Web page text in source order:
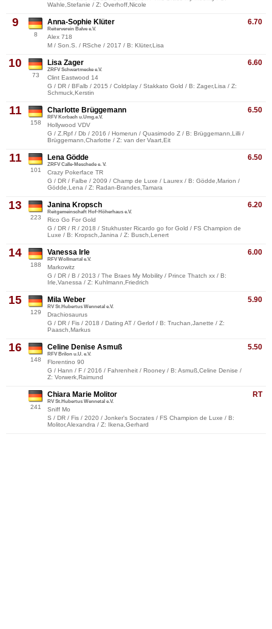
Wahle,Stefanie / Z: Overhoff,Nicole
9
8
6.70
Anna-Sophie Klüter
Reiterverein Balve e.V.
Alex 718
M / Son.S. / RSche / 2017 / B: Klüter,Lisa
10
73
6.60
Lisa Zager
ZRFV Schwartmecke e.V.
Clint Eastwood 14
G / DR / BFalb / 2015 / Coldplay / Stakkato Gold / B: Zager,Lisa / Z:
Schmuck,Kerstin
11
158
6.50
Charlotte Brüggemann
RFV Korbach u.Umg.e.V.
Hollywood VDV
G / Z.Rpf / Db / 2016 / Homerun / Quasimodo Z / B: Brüggemann,Lilli /
Brüggemann,Charlotte / Z: van der Vaart,Eit
11
101
6.50
Lena Gödde
ZRFV Calle-Meschede e. V.
Crazy Pokerface TR
G / DR / Falbe / 2009 / Champ de Luxe / Laurex / B: Gödde,Marion /
Gödde,Lena / Z: Radan-Brandes,Tamara
13
223
6.20
Janina Kropsch
Reitgemeinschaft Hof-Höherhaus e.V.
Rico Go For Gold
G / DR / R / 2018 / Stukhuster Ricardo go for Gold / FS Champion de
Luxe / B: Kropsch,Janina / Z: Busch,Lenert
14
188
6.00
Vanessa Irle
RFV Wollmartal e.V.
Markowitz
G / DR / B / 2013 / The Braes My Mobility / Prince Thatch xx / B:
Irle,Vanessa / Z: Kuhlmann,Friedrich
15
129
5.90
Mila Weber
RV St.Hubertus Wennetal e.V.
Drachiosaurus
G / DR / Fis / 2018 / Dating AT / Gerlof / B: Truchan,Janette / Z:
Paasch,Markus
16
148
5.50
Celine Denise Asmuß
RFV Brilon u.U. e.V.
Florentino 90
G / Hann / F / 2016 / Fahrenheit / Rooney / B: Asmuß,Celine Denise /
Z: Vorwerk,Raimund
241
RT
Chiara Marie Molitor
RV St.Hubertus Wennetal e.V.
Sniff Mo
S / DR / Fis / 2020 / Jonker's Socrates / FS Champion de Luxe / B:
Molitor,Alexandra / Z: Ikena,Gerhard